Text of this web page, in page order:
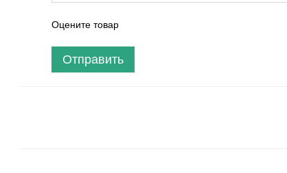
Оцените товар
Отправить